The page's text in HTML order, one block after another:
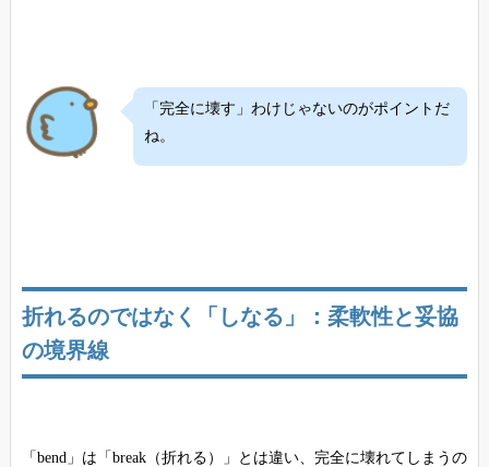
「完全に壊す」わけじゃないのがポイントだ
ね。
折れるのではなく「しなる」：柔軟性と妥協
の境界線
「bend」は「break（折れる）」とは違い、完全に壊れてしまうの